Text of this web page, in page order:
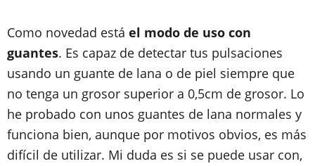
Como novedad está el modo de uso con
guantes. Es capaz de detectar tus pulsaciones
usando un guante de lana o de piel siempre que
no tenga un grosor superior a 0,5cm de grosor. Lo
he probado con unos guantes de lana normales y
funciona bien, aunque por motivos obvios, es más
difícil de utilizar. Mi duda es si se puede usar con,